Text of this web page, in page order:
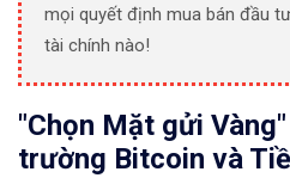
mọi quyết định mua bán đầu
tài chính nào!
"Chọn Mặt gửi
trường Bitcoin và